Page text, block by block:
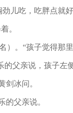
吃，吃胖点就好
。
。“孩子觉得那
的父亲说，孩子左
冰问。
父亲说。